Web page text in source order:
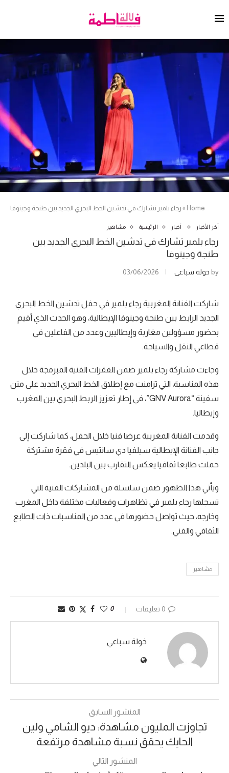
Home
» رجاء بلمير تشارك في تدشين الخط البحري الجديد بين طنجة وجينوفا
آخر الأخبار أخبار الرئيسية مشاهير
رجاء بلمير تشارك في تدشين الخط البحري الجديد بين
طنجة وجينوفا
by خولة سباعي 03/06/2026
شاركت الفنانة المغربية رجاء بلمير في حفل تدشين الخط البحري
الجديد الرابط بين طنجة وجينوفا الإيطالية، وهو الحدث الذي أقيم
بحضور مسؤولين مغاربة وإيطاليين وعدد من الفاعلين في
قطاعي النقل والسياحة.
وجاءت مشاركة رجاء بلمير ضمن الفقرات الفنية المبرمجة خلال
هذه المناسبة، التي تزامنت مع إطلاق الخط البحري الجديد على متن
سفينة “GNV Aurora”، في إطار تعزيز الربط البحري بين المغرب
وإيطاليا.
وقدمت الفنانة المغربية عرضا فنيا خلال الحفل، كما شاركت إلى
جانب الفنانة الإيطالية سيلفيا دي سانتيس في فقرة مشتركة
حملت طابعا ثقافيا يعكس التقارب بين البلدين.
ويأتي هذا الظهور ضمن سلسلة من المشاركات الفنية التي
تسجلها رجاء بلمير في تظاهرات وفعاليات مختلفة داخل المغرب
وخارجه، حيث تواصل حضورها في عدد من المناسبات ذات الطابع
الثقافي والفني.
مشاهير
0 تعليقات 0
خولة سباعي
المنشور السابق
تجاوزت المليون مشاهدة: ديو الشامي ولين
الحايك يحقق نسبة مشاهدة مرتفعة
المنشور التالي